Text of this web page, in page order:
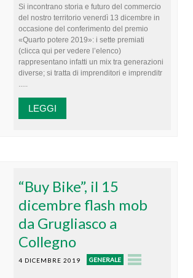
Si incontrano storia e futuro del commercio
del nostro territorio venerdì 13 dicembre in
occasione del conferimento del premio
«Quarto potere 2019»: i sette premiati
(clicca qui per vedere l’elenco)
rappresentano infatti un mix tra generazioni
diverse; si tratta di imprenditori e imprenditr
.....
LEGGI
“Buy Bike”, il 15
dicembre flash mob
da Grugliasco a
Collegno
4 DICEMBRE 2019 GENERALE